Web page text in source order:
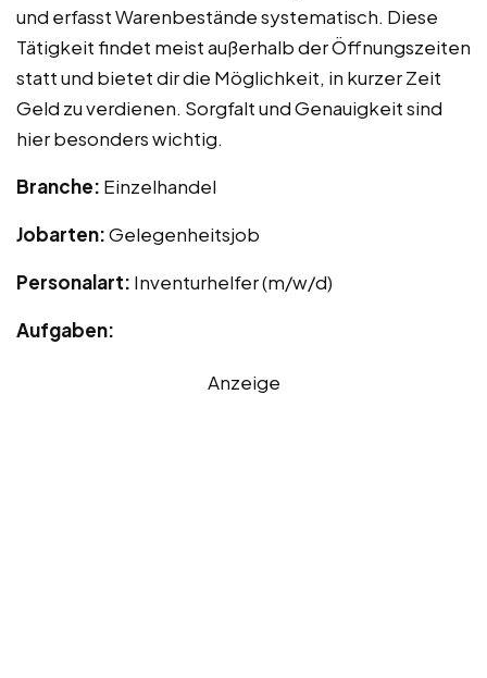
und erfasst Warenbestände systematisch. Diese
Tätigkeit findet meist außerhalb der Öffnungszeiten
statt und bietet dir die Möglichkeit, in kurzer Zeit
Geld zu verdienen. Sorgfalt und Genauigkeit sind
hier besonders wichtig.
Branche: Einzelhandel
Jobarten:Gelegenheitsjob
Personalart: Inventurhelfer (m/w/d)
Aufgaben:
Anzeige